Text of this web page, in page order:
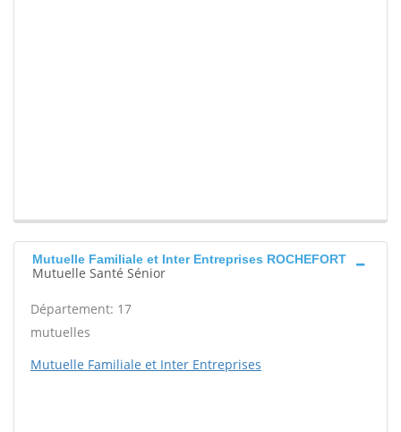
Mutuelle Familiale et Inter Entreprises ROCHEFORT
Mutuelle Santé Sénior
Département: 17
mutuelles
Mutuelle Familiale et Inter Entreprises